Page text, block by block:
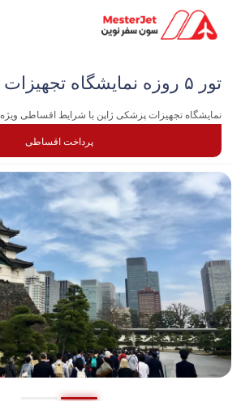
تور ۵ روزه نمایشگاه تجهیزات پزشکی ژاپن
نمایشگاه تجهیزات پزشکی ژاپن با شرایط اقساطی ویژه
پرداخت اقساطی